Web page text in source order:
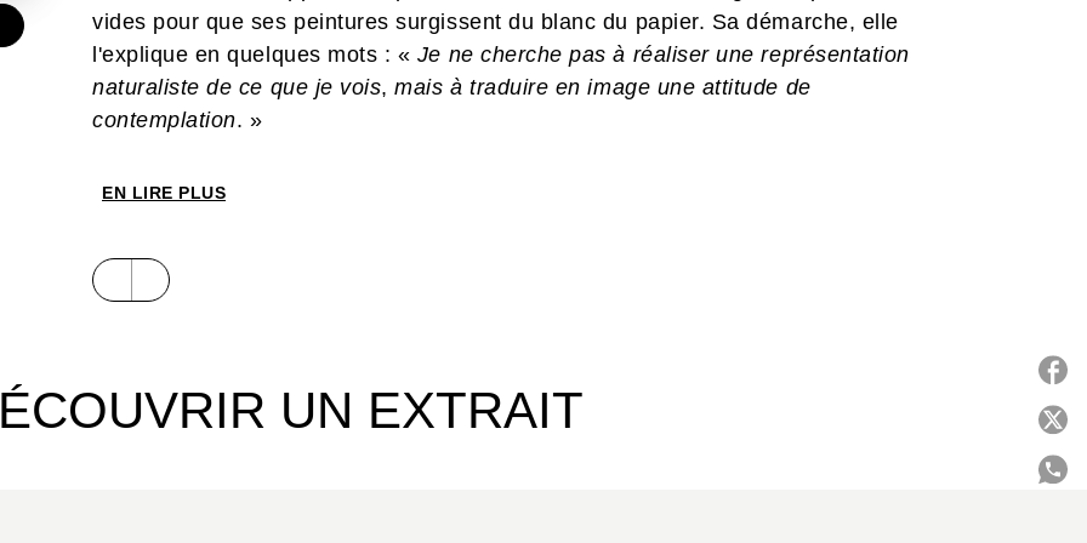
vides pour que ses peintures surgissent du blanc du papier. Sa démarche, elle
l'explique en quelques mots : « Je ne cherche pas à réaliser une représentation
naturaliste de ce que je vois, mais à traduire en image une attitude de
contemplation. »
EN LIRE PLUS
UN EXTRAIT